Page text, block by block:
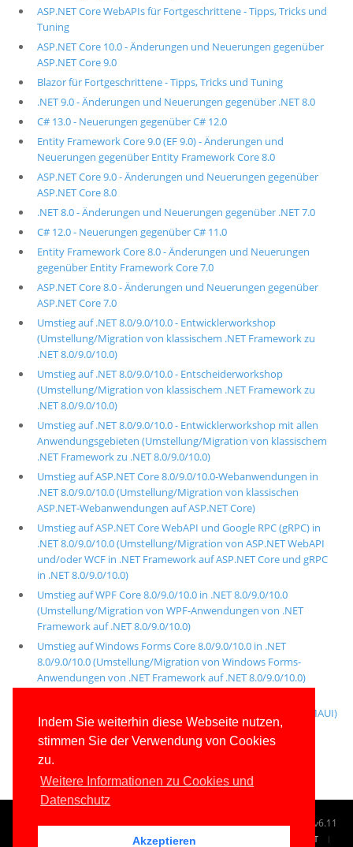
Indem Sie weiterhin diese Webseite nutzen,
stimmen Sie der Verwendung von Cookies
zu.
Weitere Informationen zu Cookies und
Datenschutz
Akzeptieren
ASP.NET Core WebAPIs für Fortgeschrittene - Tipps, Tricks und
Tuning
ASP.NET Core 10.0 - Änderungen und Neuerungen gegenüber
ASP.NET Core 9.0
Blazor für Fortgeschrittene - Tipps, Tricks und Tuning
.NET 9.0 - Änderungen und Neuerungen gegenüber .NET 8.0
C# 13.0 - Neuerungen gegenüber C# 12.0
Entity Framework Core 9.0 (EF 9.0) - Änderungen und
Neuerungen gegenüber Entity Framework Core 8.0
ASP.NET Core 9.0 - Änderungen und Neuerungen gegenüber
ASP.NET Core 8.0
.NET 8.0 - Änderungen und Neuerungen gegenüber .NET 7.0
C# 12.0 - Neuerungen gegenüber C# 11.0
Entity Framework Core 8.0 - Änderungen und Neuerungen
gegenüber Entity Framework Core 7.0
ASP.NET Core 8.0 - Änderungen und Neuerungen gegenüber
ASP.NET Core 7.0
Umstieg auf .NET 8.0/9.0/10.0 - Entwicklerworkshop
(Umstellung/Migration von klassischem .NET Framework zu
.NET 8.0/9.0/10.0)
Umstieg auf .NET 8.0/9.0/10.0 - Entscheiderworkshop
(Umstellung/Migration von klassischem .NET Framework zu
.NET 8.0/9.0/10.0)
Umstieg auf .NET 8.0/9.0/10.0 - Entwicklerworkshop mit allen
Anwendungsgebieten (Umstellung/Migration von klassischem
.NET Framework zu .NET 8.0/9.0/10.0)
Umstieg auf ASP.NET Core 8.0/9.0/10.0-Webanwendungen in
.NET 8.0/9.0/10.0 (Umstellung/Migration von klassischen
ASP.NET-Webanwendungen auf ASP.NET Core)
Umstieg auf ASP.NET Core WebAPI und Google RPC (gRPC) in
.NET 8.0/9.0/10.0 (Umstellung/Migration von ASP.NET WebAPI
und/oder WCF in .NET Framework auf ASP.NET Core und gRPC
in .NET 8.0/9.0/10.0)
Umstieg auf WPF Core 8.0/9.0/10.0 in .NET 8.0/9.0/10.0
(Umstellung/Migration von WPF-Anwendungen von .NET
Framework auf .NET 8.0/9.0/10.0)
Umstieg auf Windows Forms Core 8.0/9.0/10.0 in .NET
8.0/9.0/10.0 (Umstellung/Migration von Windows Forms-
Anwendungen von .NET Framework auf .NET 8.0/9.0/10.0)
(Umstellung/Migration von Xamarin Forms-Apps auf .NET MAUI)
Umstieg auf Entity Framework Core 8.0/9.0/10.0
(Umstellung/Migration von ADO.NET Entity Framework 5.x)
© 1996-2026www.IT-Visions.de-Dr. Holger Schwichtenberg v6.11
TAG CLOUD KONTAKT